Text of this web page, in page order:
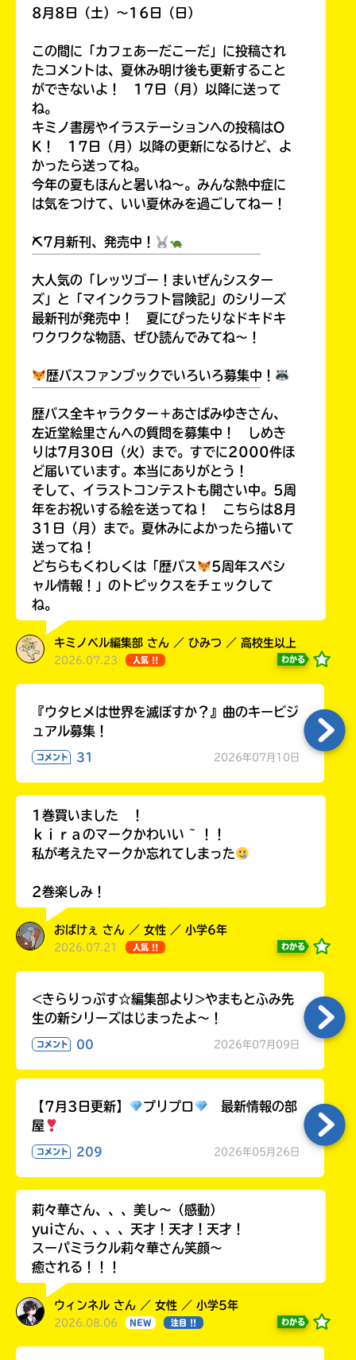
8月8日（土）～16日（日）
この間に「カフェあーだこーだ」に投稿され
たコメントは、夏休み明け後も更新すること
ができないよ！ 17日（月）以降に送って
ね。
キミノ書房やイラステーションへの投稿はO
K！ 17日（月）以降の更新になるけど、よ
かったら送ってね。
今年の夏もほんと暑いね～。みんな熱中症に
は気をつけて、いい夏休みを過ごしてねー！
⛏7月新刊、発売中！
大人気の「レッツゴー！まいぜんシスター
ズ」と「マインクラフト冒険記」のシリーズ
最新刊が発売中！ 夏にぴったりなドキドキ
ワクワクな物語、ぜひ読んでみてね～！
歴バスファンブックでいろいろ募集中！
歴バス全キャラクター＋あさばみゆきさん、
左近堂絵里さんへの質問を募集中！ しめき
りは7月30日（火）まで。すでに2000件ほ
ど届いています。本当にありがとう！
そして、イラストコンテストも開さい中。5周
年をお祝いする絵を送ってね！ こちらは8月
31日（月）まで。夏休みによかったら描いて
送ってね！
どちらもくわしくは「歴バス
5周年スペシ
ャル情報！」のトピックスをチェックして
ね。
キミノベル編集部 さん ／ ひみつ ／ 高校生以上
2026.07.23 人気 !! わかる
『ウタヒメは世界を滅ぼすか？』曲のキービジ
ュアル募集！
コメント 31 2026年07月10日
1巻買いました ！
ｋｉｒａのマークかわいい ~ ！！
私が考えたマークか忘れてしまった
2巻楽しみ！
おばけぇ さん ／ 女性 ／ 小学6年
2026.07.21 人気 !! わかる
<きらりっぷす☆編集部より>やまもとふみ先
生の新シリーズはじまったよ～！
コメント 00 2026年07月09日
【7月3日更新】 プリプロ
最新情報の部
屋
コメント 209 2026年05月26日
莉々華さん、、、美し〜（感動）
yuiさん、、、、天才！天才！天才！
スーパミラクル莉々華さん笑顔〜
癒される！！！
ウィンネル さん ／ 女性 ／ 小学5年
2026.08.06 NEW 注目 !! わかる